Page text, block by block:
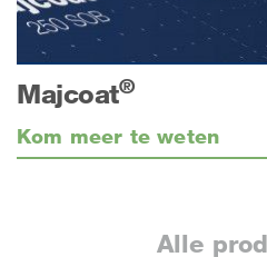
Majcoat®
Kom meer te weten
Alle